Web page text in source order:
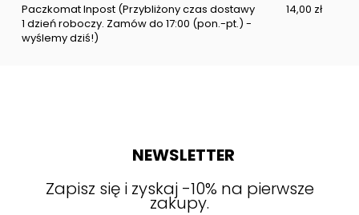
Paczkomat Inpost(Przybliżony czas dostawy
1 dzień roboczy. Zamów do 17:00 (pon.-pt.) -
wyślemy dziś!)
14,00 zł
NEWSLETTER
Zapisz się i zyskaj -10% na pierwsze
zakupy.